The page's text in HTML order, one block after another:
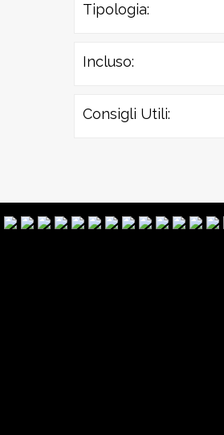
Tipologia:
Incluso:
Consigli Utili: